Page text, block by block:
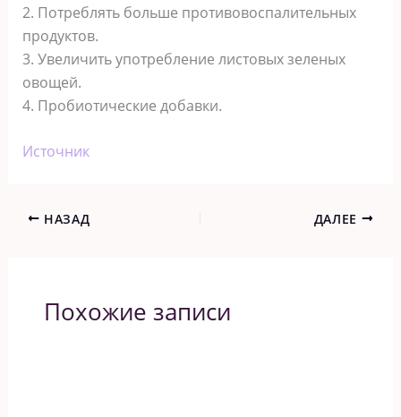
2. Потреблять больше противовоспалительных
продуктов.
3. Увеличить употребление листовых зеленых
овощей.
4. Пробиотические добавки.
Источник
НАЗАД ДАЛЕЕ
Похожие записи